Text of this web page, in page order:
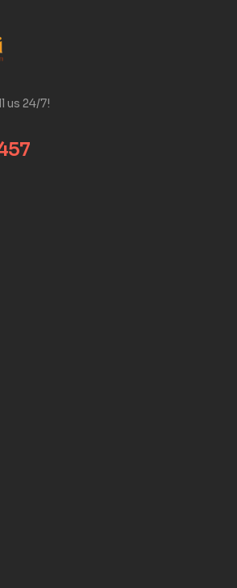
us 24/7!